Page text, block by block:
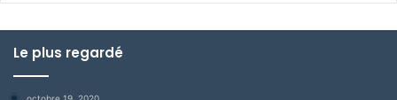
Le plus regardé